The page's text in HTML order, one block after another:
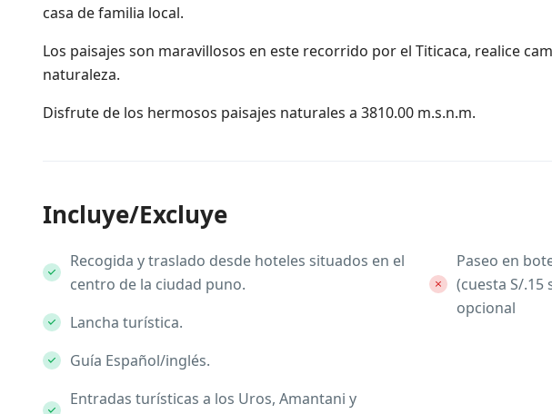
casa de familia local.
Los paisajes son maravillosos en este recorrido por el Titicaca, realice
naturaleza.
Disfrute de los hermosos paisajes naturales a 3810.00 m.s.n.m.
Incluye/Excluye
Recogida y traslado desde hoteles situados en el
centro de la ciudad puno.
Lancha turística.
Guía Español/inglés.
Entradas turísticas a los Uros, Amantani y
Paseo en
(cuesta S/.15
opcional